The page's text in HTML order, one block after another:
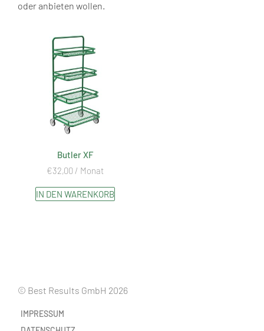
oder anbieten wollen.
Butler XF
€32,00/ Monat
IN DEN WARENKORB
© Best Results GmbH 2026
IMPRESSUM